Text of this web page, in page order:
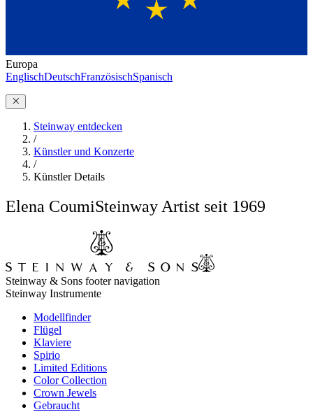
Europa
EnglischDeutschFranzösischSpanisch
Steinway entdecken
/
Künstler und Konzerte
/
Künstler Details
Elena CoumiSteinway Artist seit 1969
Steinway & Sons footer navigation
Steinway Instrumente
Modellfinder
Flügel
Klaviere
Spirio
Limited Editions
Color Collection
Crown Jewels
Gebraucht